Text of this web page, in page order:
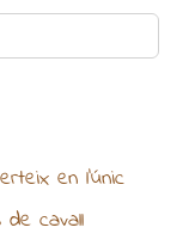
en l’únic
cavall